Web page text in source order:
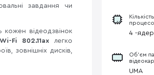
завдання чи
кожен відеодзвінок
Wi-Fi 802.11axлегко
зовнішніх дисків,
4 -
Об’єм
UMA